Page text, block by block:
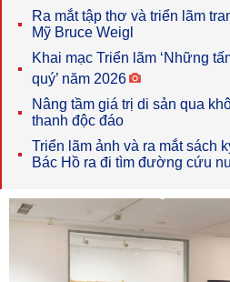
Ra mắt tập thơ và triển lãm
Mỹ Bruce Weigl
Khai mạc Triển lãm ‘Những
quý’ năm 2026
Nâng tầm giá trị di sản qua
thanh độc đáo
Triển lãm ảnh và ra mắt sách
Bác Hồ ra đi tìm đường cứu